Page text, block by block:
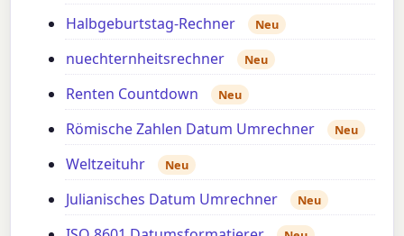
Halbgeburtstag-Rechner Neu
nuechternheitsrechner Neu
Renten Countdown Neu
Römische Zahlen Datum Umrechner Neu
Weltzeituhr Neu
Julianisches Datum Umrechner Neu